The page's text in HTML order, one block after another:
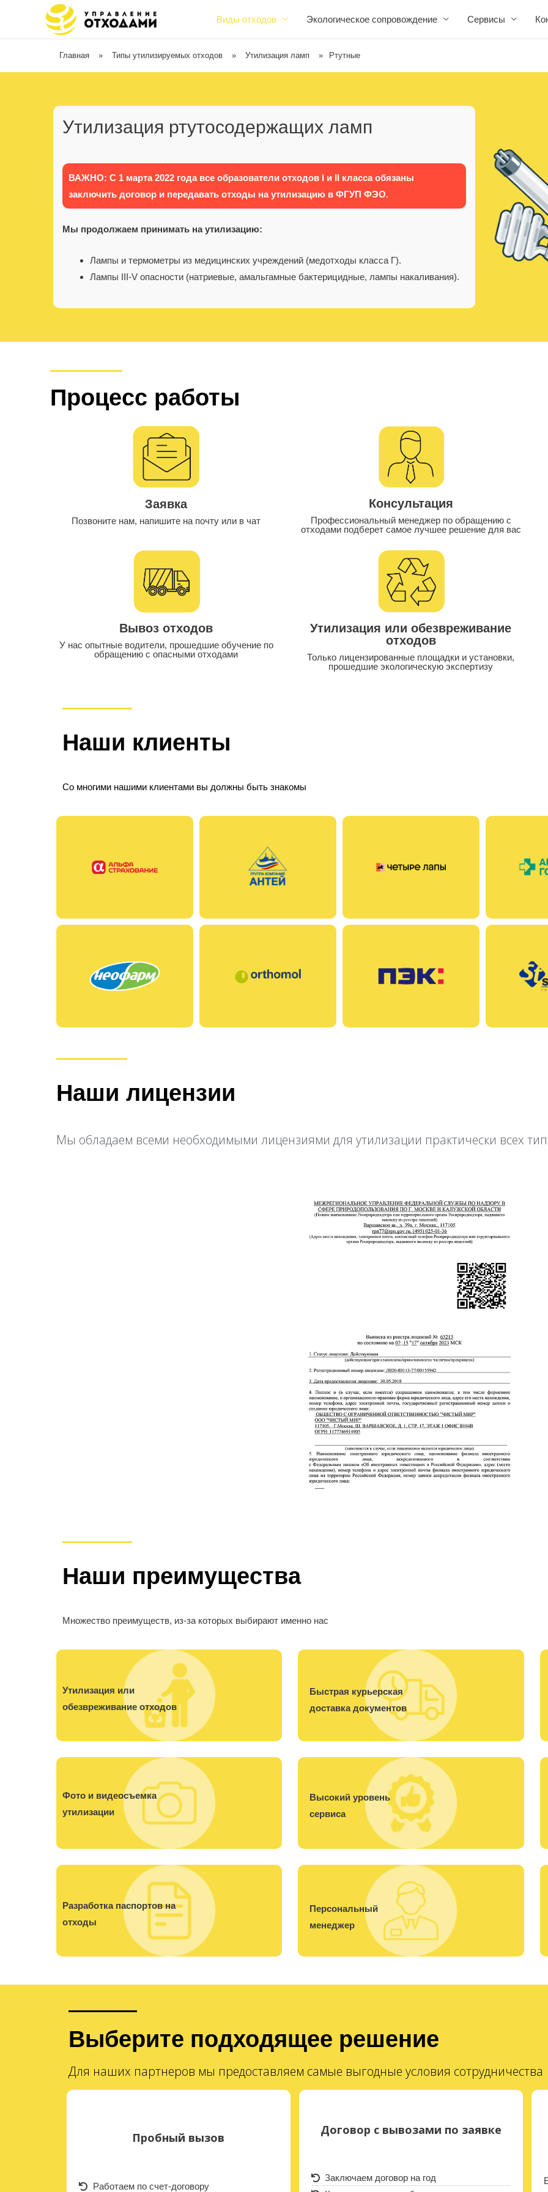
Виды отходов Экологическое сопровождение Сервисы
Главная » Типы утилизируемых отходов » Утилизация ламп » Ртутные
Утилизация ртутосодержащих ламп
ВАЖНО: С 1 марта 2022 года все образователи отходов I и II класса обязаны
заключить договор и передавать отходы на утилизацию в ФГУП ФЭО.
Мы продолжаем принимать на утилизацию:
Лампы и термометры из медицинских учреждений (медотходы класса Г).
Лампы III-V опасности (натриевые, амальгамные бактерицидные, лампы накаливания).
Процесс работы
Заявка
Позвоните нам, напишите на почту или в чат
Консультация
Профессиональный менеджер по обращению с
отходами подберет самое лучшее решение для вас
Вывоз отходов
У нас опытные водители, прошедшие обучение по
обращению с опасными отходами
Утилизация или обезвреживание
отходов
Только лицензированные площадки и установки,
прошедшие экологическую экспертизу
Наши клиенты
Со многими нашими клиентами вы должны быть знакомы
Наши лицензии
Мы обладаем всеми необходимыми лицензиями для утилизации практически всех
Утилизация или
обезвреживание отходов
Быстрая курьерская
доставка документов
Высокий уровень
сервиса
Разработка паспортов на
отходы
Персональный
менеджер
Фото и видеосъемка
утилизации
Наши преимущества
Множество преимуществ, из-за которых выбирают именно нас
Выберите подходящее решение
Для наших партнеров мы предоставляем самые выгодные условия сотрудничества
Пробный вызов
Работаем по счет-договору
Договор с вывозами по заявке
Заключаем договор на год